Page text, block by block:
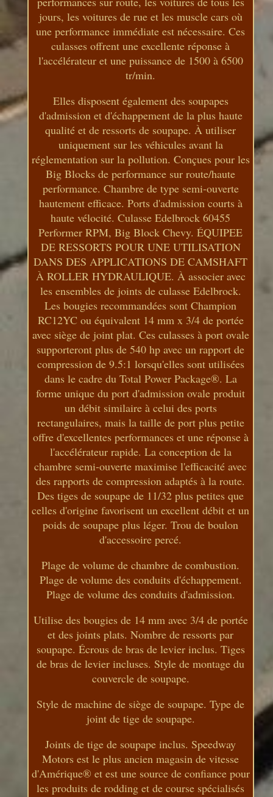
jours, les voitures de rue et les muscle cars où
une performance immédiate est nécessaire. Ces
culasses offrent une excellente réponse à
l'accélérateur et une puissance de 1500 à 6500
tr/min.
Elles disposent également des soupapes
d'admission et d'échappement de la plus haute
qualité et de ressorts de soupape. À utiliser
uniquement sur les véhicules avant la
réglementation sur la pollution. Conçues pour les
Big Blocks de performance sur route/haute
performance. Chambre de type semi-ouverte
hautement efficace. Ports d'admission courts à
haute vélocité. Culasse Edelbrock 60455
Performer RPM, Big Block Chevy. ÉQUIPEE
DE RESSORTS POUR UNE UTILISATION
DANS DES APPLICATIONS DE CAMSHAFT
À ROLLER HYDRAULIQUE. À associer avec
les ensembles de joints de culasse Edelbrock.
Les bougies recommandées sont Champion
RC12YC ou équivalent 14 mm x 3/4 de portée
avec siège de joint plat. Ces culasses à port ovale
supporteront plus de 540 hp avec un rapport de
compression de 9.5:1 lorsqu'elles sont utilisées
dans le cadre du Total Power Package®. La
forme unique du port d'admission ovale produit
un débit similaire à celui des ports
rectangulaires, mais la taille de port plus petite
offre d'excellentes performances et une réponse à
l'accélérateur rapide. La conception de la
chambre semi-ouverte maximise l'efficacité avec
des rapports de compression adaptés à la route.
Des tiges de soupape de 11/32 plus petites que
celles d'origine favorisent un excellent débit et un
poids de soupape plus léger. Trou de boulon
d'accessoire percé.
Plage de volume de chambre de combustion.
Plage de volume des conduits d'échappement.
Plage de volume des conduits d'admission.
Utilise des bougies de 14 mm avec 3/4 de portée
et des joints plats. Nombre de ressorts par
soupape. Écrous de bras de levier inclus. Tiges
de bras de levier incluses. Style de montage du
couvercle de soupape.
Style de machine de siège de soupape. Type de
joint de tige de soupape.
Joints de tige de soupape inclus. Speedway
Motors est le plus ancien magasin de vitesse
d'Amérique® et est une source de confiance pour
les produits de rodding et de course spécialisés